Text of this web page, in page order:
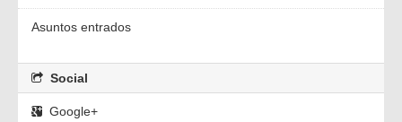
Asuntos entrados
Social
Google+